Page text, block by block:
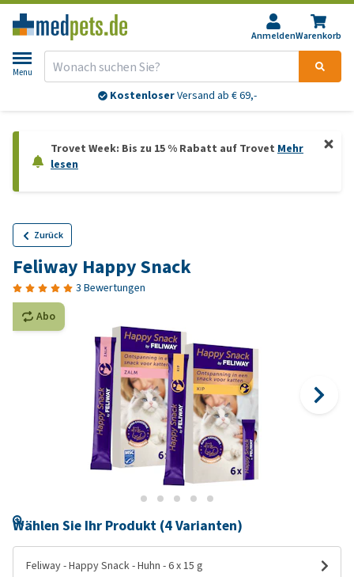
AnmeldenWarenkorb
Menu
KostenloserVersand ab € 69,-
Trovet Week: Bis zu 15 % Rabatt auf Trovet Mehr
lesen
Zurück
Feliway Happy Snack
3 Bewertungen
Abo
Wählen Sie Ihr Produkt (4 Varianten)
Feliway - Happy Snack - Huhn - 6 x 15 g